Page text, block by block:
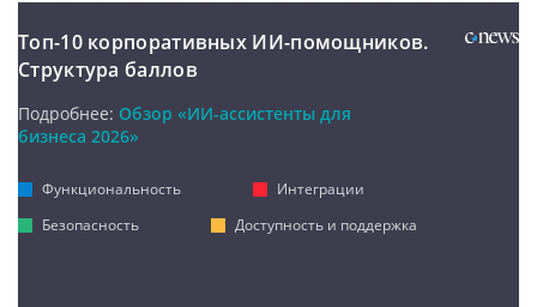
Топ-10 корпоративных ИИ-помощников.
Структура баллов
Подробнее: Обзор «ИИ-ассистенты для
бизнеса 2026»
Функциональность
Интеграции
Безопасность
Доступность и поддержка